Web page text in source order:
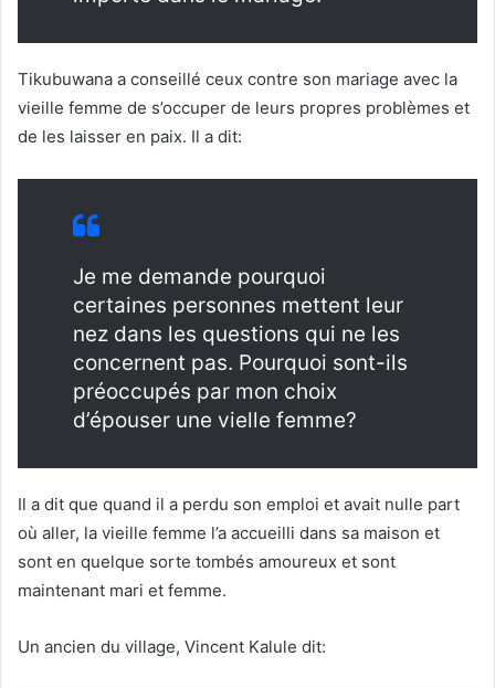
Tikubuwana a conseillé ceux contre son mariage avec la
vieille femme de s’occuper de leurs propres problèmes et
de les laisser en paix. Il a dit:
Je me demande pourquoi
certaines personnes mettent leur
nez dans les questions qui ne les
concernent pas. Pourquoi sont-ils
préoccupés par mon choix
d’épouser une vielle femme?
Il a dit que quand il a perdu son emploi et avait nulle part
où aller, la vieille femme l’a accueilli dans sa maison et
sont en quelque sorte tombés amoureux et sont
maintenant mari et femme.
Un ancien du village, Vincent Kalule dit: